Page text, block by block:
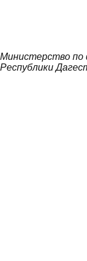
Министерство по
Республики